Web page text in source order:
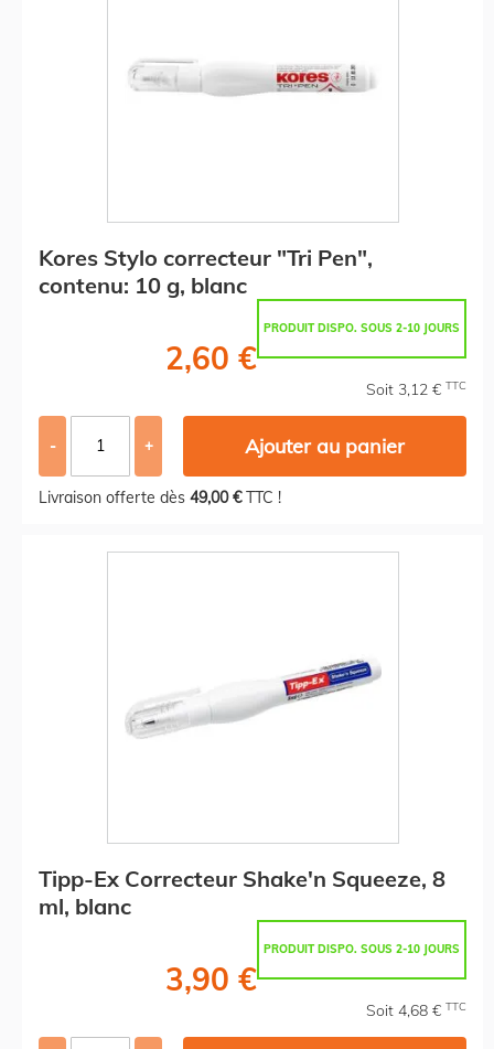
Kores Stylo correcteur "Tri Pen",
contenu: 10 g, blanc
PRODUIT DISPO. SOUS 2-10 JOURS
2,60 €
Soit 3,12 € TTC
- + Ajouter au panier
Livraison offerte dès 49,00 €TTC !
Tipp-Ex Correcteur Shake'n Squeeze, 8
ml, blanc
PRODUIT DISPO. SOUS 2-10 JOURS
3,90 €
Soit 4,68 € TTC